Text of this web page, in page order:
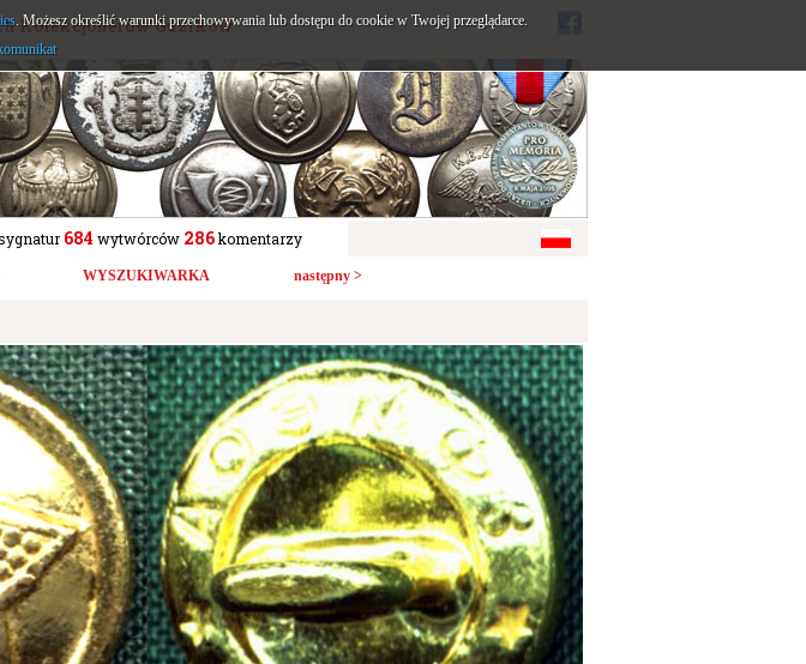
Kolekcjonerów Guzików
684 wytwórców 286komentarzy
WYSZUKIWARKA następny >
. Możesz określić warunki przechowywania lub dostępu do cookie w Twojej przeglądarce.